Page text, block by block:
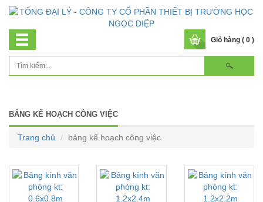
Giỏ hàng ( 0 )
BẢNG KẾ HOẠCH CÔNG VIỆC
Trang chủ bảng kế hoạch công việc